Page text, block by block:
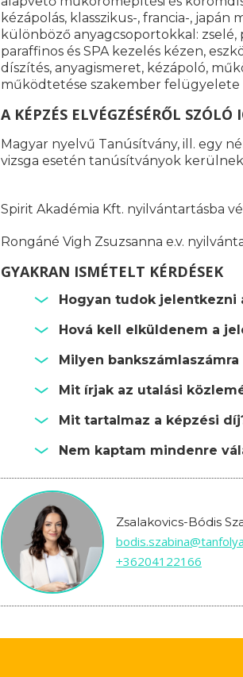
kézápolás, klasszikus-, francia-,
különböző anyagcsoportokkal: zselé,
paraffinos és SPA kezelés kézen,
díszítés, anyagismeret, kézápoló,
működtetése szakember
A KÉPZÉS ELVÉGZÉSÉRŐL SZÓLÓ
Magyar nyelvű Tanúsítvány, ill. egy
vizsga esetén tanúsítványok
Spirit Akadémia Kft. nyilvántartásba
Rongáné Vigh Zsuzsanna e.v.
GYAKRAN ISMÉTELT KÉRDÉSEK
Hogyan tudok jelentkezni
Hová kell elküldenem a
Milyen
Mit írjak az utalási
Mit tartalmaz a képzési
Nem kaptam mindenre
Zsalakovics-Bódis
+36204122166